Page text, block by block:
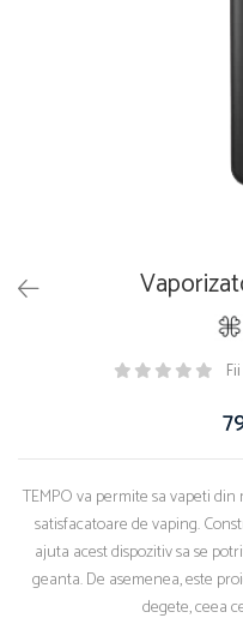
TEMPO va permite sa vapeti
satisfacatoare de vaping.
ajuta acest dispozitiv sa se
geanta. De asemenea, este
degete, ceea